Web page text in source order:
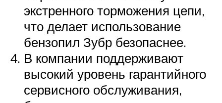
экстренного торможения цепи,
что делает использование
бензопил Зубр безопаснее.
В компании поддерживают
высокий уровень гарантийного
сервисного обслуживания,